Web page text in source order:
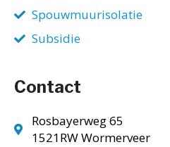
Spouwmuurisolatie
Subsidie
Contact
Rosbayerweg 65
1521RW Wormerveer